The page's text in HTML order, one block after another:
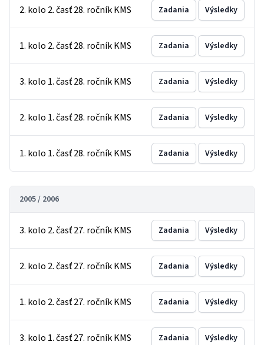
2. kolo 2. časť 28. ročník KMS Zadania Výsledky
1. kolo 2. časť 28. ročník KMS Zadania Výsledky
3. kolo 1. časť 28. ročník KMS Zadania Výsledky
2. kolo 1. časť 28. ročník KMS Zadania Výsledky
1. kolo 1. časť 28. ročník KMS Zadania Výsledky
2005 / 2006
3. kolo 2. časť 27. ročník KMS Zadania Výsledky
2. kolo 2. časť 27. ročník KMS Zadania Výsledky
1. kolo 2. časť 27. ročník KMS Zadania Výsledky
3. kolo 1. časť 27. ročník KMS Zadania Výsledky